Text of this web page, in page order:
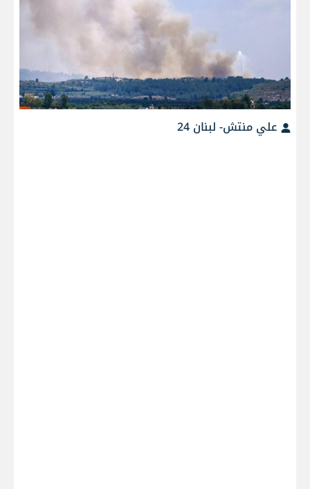
علي منتش- لبنان 24